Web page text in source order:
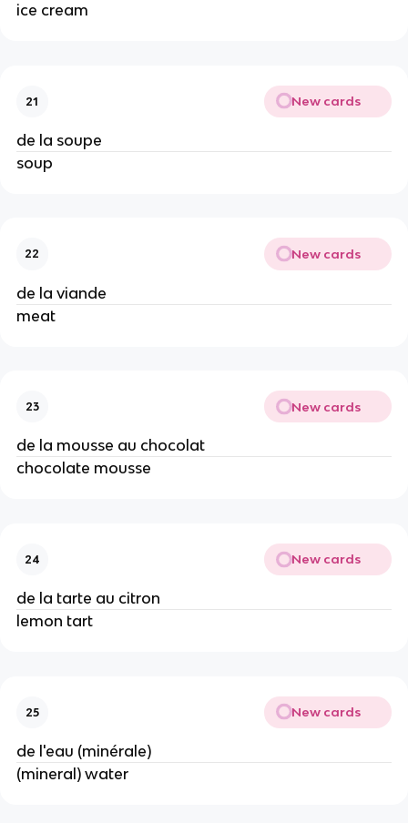
ice cream
21 New cards
de la soupe
soup
22 New cards
de la viande
meat
23 New cards
de la mousse au chocolat
chocolate mousse
24 New cards
de la tarte au citron
lemon tart
25 New cards
de l'eau (minérale)
(mineral) water